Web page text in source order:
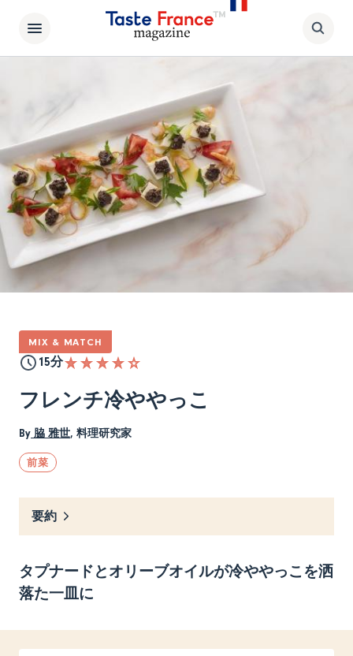
MIX & MATCH
15分
フレンチ冷ややっこ
By 脇 雅世, 料理研究家
前菜
要約
タプナードとオリーブオイルが冷ややっこを洒
落た一皿に